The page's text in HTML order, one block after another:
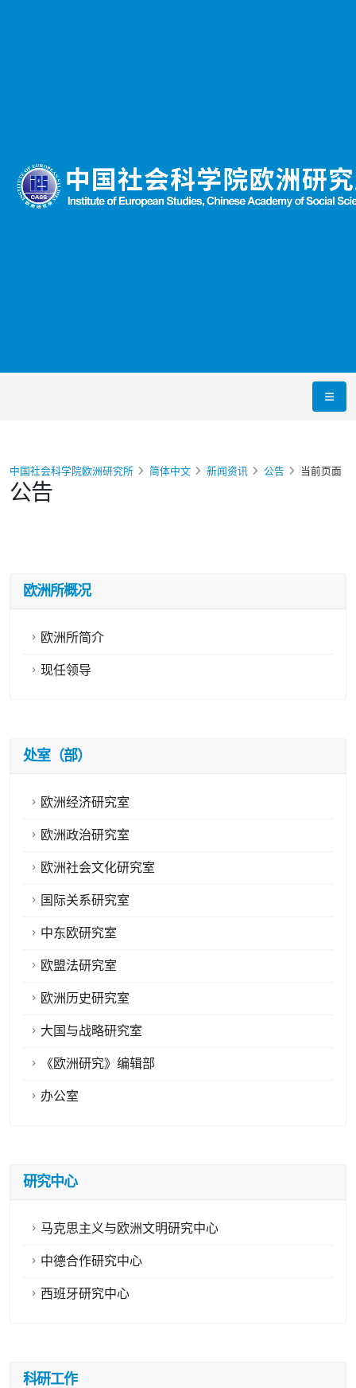
公告
中国社会科学院欧洲研究所 简体中文 新闻资讯 公告 当前页面
欧洲所概况
欧洲所简介
现任领导
处室（部）
欧洲经济研究室
欧洲政治研究室
欧洲社会文化研究室
国际关系研究室
中东欧研究室
欧盟法研究室
欧洲历史研究室
大国与战略研究室
《欧洲研究》编辑部
办公室
研究中心
马克思主义与欧洲文明研究中心
中德合作研究中心
西班牙研究中心
科研工作